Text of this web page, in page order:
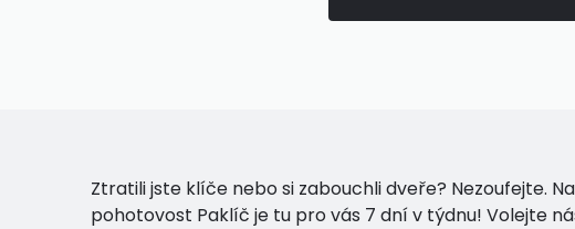
Ztratili jste klíče nebo si zabouchli dveře? Nezoufejte.
pohotovost Paklíč je tu pro vás 7 dní v týdnu! Volejte